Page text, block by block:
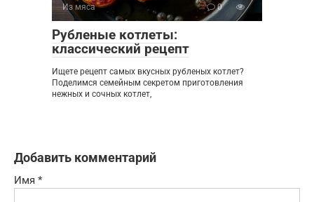
Из мяса 0
Рубленые котлеты:
классический рецепт
Ищете рецепт самых вкусных рубленых котлет?
Поделимся семейным секретом приготовления
нежных и сочных котлет,
Добавить комментарий
Имя *